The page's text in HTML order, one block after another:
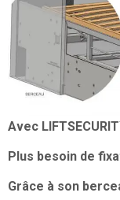
Avec
Plus besoin de
Grâce à son